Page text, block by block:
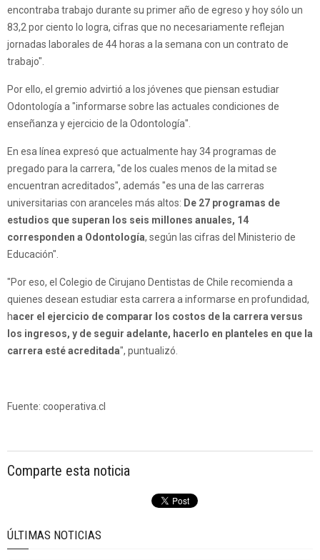
encontraba trabajo durante su primer año de egreso y hoy sólo un
83,2 por ciento lo logra, cifras que no necesariamente reflejan
jornadas laborales de 44 horas a la semana con un contrato de
trabajo".
Por ello, el gremio advirtió a los jóvenes que piensan estudiar
Odontología a "informarse sobre las actuales condiciones de
enseñanza y ejercicio de la Odontología".
En esa línea expresó que actualmente hay 34 programas de
pregado para la carrera, "de los cuales menos de la mitad se
encuentran acreditados", además "es una de las carreras
universitarias con aranceles más altos: De 27 programas de
estudios que superan los seis millones anuales, 14
corresponden a Odontología, según las cifras del Ministerio de
Educación".
"Por eso, el Colegio de Cirujano Dentistas de Chile recomienda a
quienes desean estudiar esta carrera a informarse en profundidad,
hacer el ejercicio de comparar los costos de la carrera versus
los ingresos, y de seguir adelante, hacerlo en planteles en que la
carrera esté acreditada", puntualizó.
Fuente: cooperativa.cl
Comparte esta noticia
ÚLTIMAS NOTICIAS